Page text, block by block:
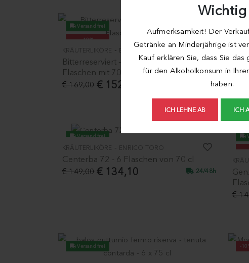
Wichtig
Aufmerksamkeit! Der
Getränke an Minderjährige ist
Kauf erklären Sie, dass Sie
für den Alkoholkonsum in
haben.
ICH LEHNE AB ICH
Versand frei
-10%
KRÄUTERLIKÖRE - ENRICO TORO
Bitterreserviert - Torosammlung - 6
Flaschen mit 70 cl
€ 152,10
€ 169,00 €
Versand frei
-10%
KRÄUTERLIKÖRE - ENRICO TORO
Centerba 72 - 6 Flaschen von 70 cl
€ 134,10
€ 149,00 24/48h
€
Versand frei -